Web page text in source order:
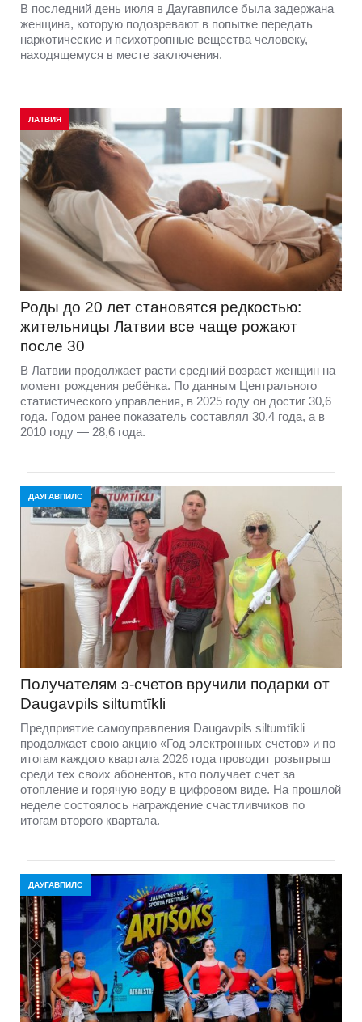
В последний день июля в Даугавпилсе была задержана
женщина, которую подозревают в попытке передать
наркотические и психотропные вещества человеку,
находящемуся в месте заключения.
ЛАТВИЯ
Роды до 20 лет становятся редкостью:
жительницы Латвии все чаще рожают
после 30
В Латвии продолжает расти средний возраст женщин на
момент рождения ребёнка. По данным Центрального
статистического управления, в 2025 году он достиг 30,6
года. Годом ранее показатель составлял 30,4 года, а в
2010 году — 28,6 года.
ДАУГАВПИЛС
Получателям э-счетов вручили подарки от
Daugavpils siltumtīkli
Предприятие самоуправления Daugavpils siltumtīkli
продолжает свою акцию «Год электронных счетов» и по
итогам каждого квартала 2026 года проводит розыгрыш
среди тех своих абонентов, кто получает счет за
отопление и горячую воду в цифровом виде. На прошлой
неделе состоялось награждение счастливчиков по
итогам второго квартала.
ДАУГАВПИЛС